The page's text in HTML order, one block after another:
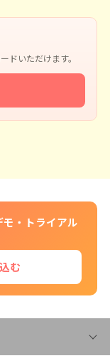
ドいただけます。
・トライアル
む